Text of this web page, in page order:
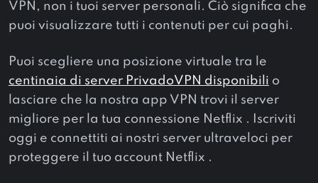
VPN, non i tuoi server personali. Ciò significa che
puoi visualizzare tutti i contenuti per cui paghi.
Puoi scegliere una posizione virtuale tra le
centinaia di server PrivadoVPN disponibili o
lasciare che la nostra app VPN trovi il server
migliore per la tua connessione Netflix . Iscriviti
oggi e connettiti ai nostri server ultraveloci per
proteggere il tuo account Netflix .